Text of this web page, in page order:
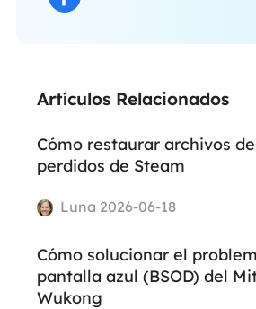
Artículos Relacionados
Cómo restaurar archivos
perdidos de Steam
Luna 2026-06-18
Cómo solucionar el
pantalla azul (BSOD) del
Wukong